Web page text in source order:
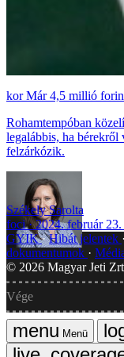
Már 4,5 millió
Rohamtempóban
legalábbis, ha bérekről
felzárkózik.
Székely Sarolta
foci
2024. február 23.
GYIK Hibát jelentek
dokumentumok
© 2026 Magyar Jeti
Vége
Menü